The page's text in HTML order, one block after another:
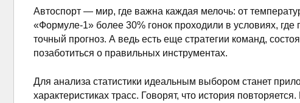
Автоспорт — мир, где важна каждая мелочь: от
«Формуле-1» более 30% гонок проходили в условиях,
точный прогноз. А ведь есть еще стратегии команд,
позаботиться о правильных инструментах.
Для анализа статистики идеальным выбором станет
характеристиках трасс. Говорят, что история